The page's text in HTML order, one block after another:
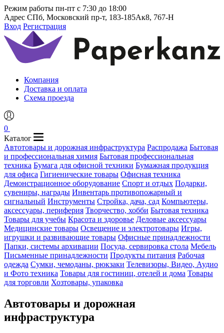
Режим работы пн-пт с 7:30 до 18:00
Адрес СПб, Московский пр-т, 183-185Ак8, 767-Н
Вход Регистрация
Компания
Доставка и оплата
Схема проезда
0
Каталог
Автотовары и дорожная инфраструктура Распродажа Бытовая
и профессиональная химия Бытовая профессиональная
техника Бумага для офисной техники Бумажная продукция
для офиса Гигиенические товары Офисная техника
Демонстрационное оборудование Спорт и отдых Подарки,
сувениры, награды Инвентарь противопожарный и
сигнальный Инструменты Стройка, дача, сад Компьютеры,
аксессуары, периферия Творчество, хобби Бытовая техника
Товары для учебы Красота и здоровье Деловые аксессуары
Медицинские товары Освещение и электротовары Игры,
игрушки и развивающие товары Офисные принадлежности
Папки, системы архивации Посуда, сервировка стола Мебель
Письменные принадлежности Продукты питания Рабочая
одежда Сумки, чемоданы, рюкзаки Телевизоры, Видео, Аудио
и Фото техника Товары для гостиниц, отелей и дома Товары
для торговли Хозтовары, упаковка
Автотовары и дорожная
инфраструктура